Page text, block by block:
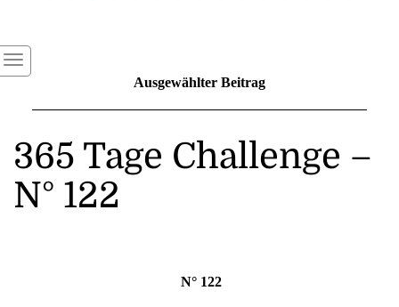
Ausgewählter Beitrag
365 Tage Challenge –
N° 122
N° 122